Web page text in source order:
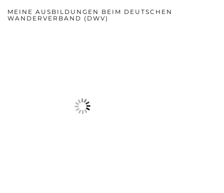
MEINE AUSBILDUNGEN BEIM DEUTSCHEN
WANDERVERBAND (DWV)